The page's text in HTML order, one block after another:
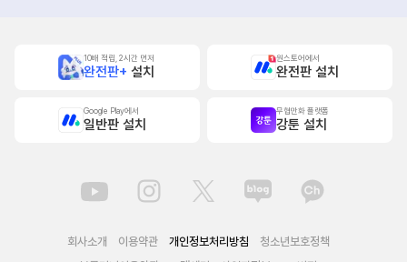
10배 적립, 2시간 먼저
완전판+ 설치
원스토어에서
완전판 설치
Google Play에서
일반판 설치
무협만화 플랫폼
강툰 설치
회사소개 이용약관 개인정보처리방침
청소년보호정책